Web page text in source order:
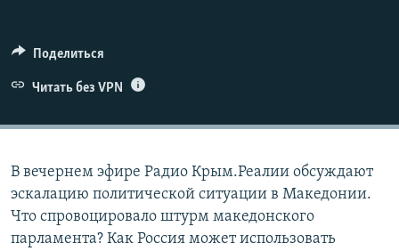
КРЫМ.НЕПОКОРЕННЫЙ
ELIFBE
Поделиться
Читать без VPN
В вечернем эфире Радио Крым.Реалии обсуждают
эскалацию политической ситуации в Македонии.
Что спровоцировало штурм македонского
парламента? Как Россия может использовать